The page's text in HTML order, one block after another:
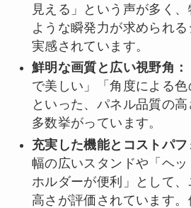
見える」という声が多く
ような瞬発力が求められ
実感されています。
鮮明な画質と広い視野角：
で美しい」「角度による色
といった、パネル品質の
多数挙がっています。
充実した機能とコストパフ
幅の広いスタンドや「ヘ
ホルダーが便利」として
高さが評価されています